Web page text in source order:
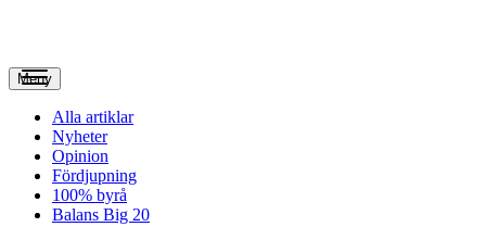
Meny
Alla artiklar
Nyheter
Opinion
Fördjupning
100% byrå
Balans Big 20